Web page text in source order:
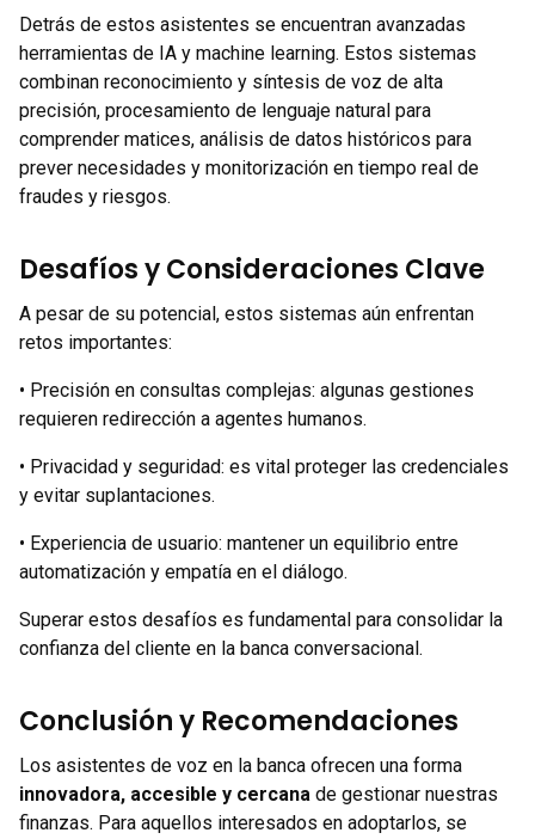
Detrás de estos asistentes se encuentran avanzadas
herramientas de IA y machine learning. Estos sistemas
combinan reconocimiento y síntesis de voz de alta
precisión, procesamiento de lenguaje natural para
comprender matices, análisis de datos históricos para
prever necesidades y monitorización en tiempo real de
fraudes y riesgos.
Desafíos y Consideraciones Clave
A pesar de su potencial, estos sistemas aún enfrentan
retos importantes:
• Precisión en consultas complejas: algunas gestiones
requieren redirección a agentes humanos.
• Privacidad y seguridad: es vital proteger las credenciales
y evitar suplantaciones.
• Experiencia de usuario: mantener un equilibrio entre
automatización y empatía en el diálogo.
Superar estos desafíos es fundamental para consolidar la
confianza del cliente en la banca conversacional.
Conclusión y Recomendaciones
Los asistentes de voz en la banca ofrecen una forma
innovadora, accesible y cercana de gestionar nuestras
finanzas. Para aquellos interesados en adoptarlos, se